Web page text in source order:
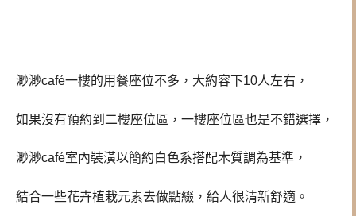
渺渺café一樓的用餐座位不多，大約容下10人左右，
如果沒有預約到二樓座位區，一樓座位區也是不錯選擇，
渺渺café室內裝潢以簡約白色系搭配木質調為基準，
結合一些花卉植栽元素去做點綴，給人很清新舒適。